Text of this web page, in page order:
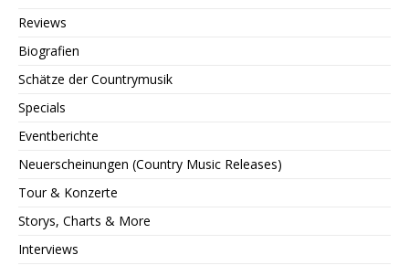
Reviews
Biografien
Schätze der Countrymusik
Specials
Eventberichte
Neuerscheinungen (Country Music Releases)
Tour & Konzerte
Storys, Charts & More
Interviews